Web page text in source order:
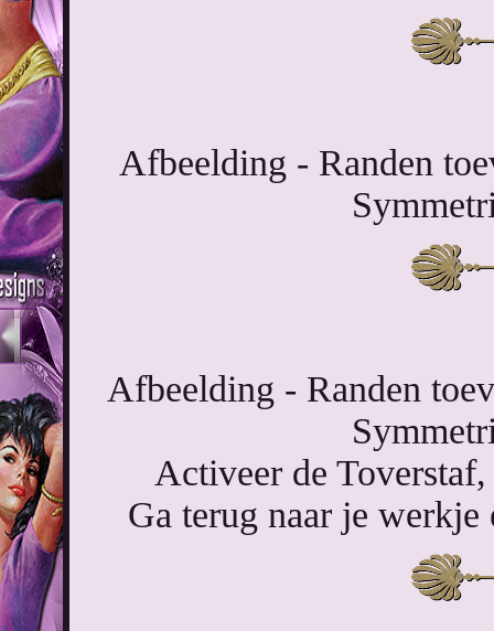
Afbeelding - Randen
Afbeelding - Randen
Activeer de
Ga terug naar je werkje